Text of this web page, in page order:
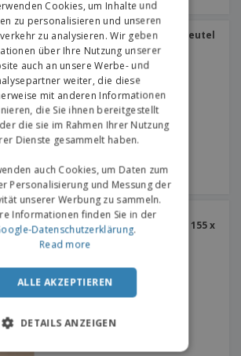
Cellofan Transparente Beutel
| 75 x 170 mm
Kraftfenster-
Selbstverschlusssäcke | 155 x
70 x 242 mm
Cookies, um Inhalte und
zu personalisieren und unseren
zu analysieren. Wir geben
über Ihre Nutzung unserer
auch an unsere Werbe- und
weiter, die diese
mit anderen Informationen
die Sie ihnen bereitgestellt
die sie im Rahmen Ihrer Nutzung
Dienste gesammelt haben.
auch Cookies, um Daten zum
Personalisierung und Messung der
unserer Werbung zu sammeln.
Informationen finden Sie in der
Datenschutzerklärung.
Read more
ALLE AKZEPTIEREN
DETAILS ANZEIGEN